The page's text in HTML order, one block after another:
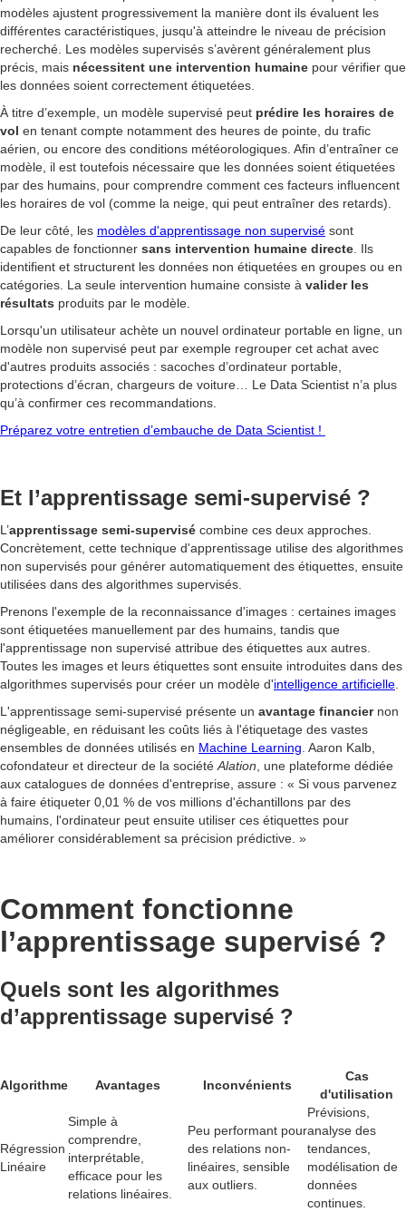
modèles ajustent progressivement la manière dont ils évaluent les
différentes caractéristiques, jusqu'à atteindre le niveau de précision
recherché. Les modèles supervisés s’avèrent généralement plus
précis, mais nécessitent une intervention humaine pour vérifier que
les données soient correctement étiquetées.
À titre d’exemple, un modèle supervisé peut prédire les horaires de
vol en tenant compte notamment des heures de pointe, du trafic
aérien, ou encore des conditions météorologiques. Afin d’entraîner ce
modèle, il est toutefois nécessaire que les données soient étiquetées
par des humains, pour comprendre comment ces facteurs influencent
les horaires de vol (comme la neige, qui peut entraîner des retards).
De leur côté, les modèles d'apprentissage non supervisé sont
capables de fonctionner sans intervention humaine directe . Ils
identifient et structurent les données non étiquetées en groupes ou en
catégories. La seule intervention humaine consiste à valider les
résultats produits par le modèle.
Lorsqu'un utilisateur achète un nouvel ordinateur portable en ligne, un
modèle non supervisé peut par exemple regrouper cet achat avec
d'autres produits associés : sacoches d’ordinateur portable,
protections d’écran, chargeurs de voiture… Le Data Scientist n’a plus
qu’à confirmer ces recommandations.
Préparez votre entretien d’embauche de Data Scientist !
Et l’apprentissage semi-supervisé ?
L’apprentissage semi-supervisé combine ces deux approches.
Concrètement, cette technique d'apprentissage utilise des algorithmes
non supervisés pour générer automatiquement des étiquettes, ensuite
utilisées dans des algorithmes supervisés.
Prenons l'exemple de la reconnaissance d'images : certaines images
sont étiquetées manuellement par des humains, tandis que
l'apprentissage non supervisé attribue des étiquettes aux autres.
Toutes les images et leurs étiquettes sont ensuite introduites dans des
algorithmes supervisés pour créer un modèle d'intelligence artificielle
L'apprentissage semi-supervisé présente un avantage financier non
négligeable, en réduisant les coûts liés à l'étiquetage des vastes
ensembles de données utilisés en Machine Learning . Aaron Kalb,
cofondateur et directeur de la société Alation , une plateforme dédiée
aux catalogues de données d'entreprise, assure : « Si vous parvenez
à faire étiqueter 0,01 % de vos millions d'échantillons par des
humains, l'ordinateur peut ensuite utiliser ces étiquettes pour
améliorer considérablement sa précision prédictive. »
Comment fonctionne
l’apprentissage supervisé ?
Quels sont les algorithmes
d’apprentissage supervisé ?
Algorithme Avantages Inconvénients
Cas
d'utilisation
Régression
Linéaire
Simple à
comprendre,
interprétable,
efficace pour les
relations linéaires.
Peu performant pour
des relations non-
linéaires, sensible
aux outliers.
Prévisions,
analyse des
tendances,
modélisation de
données
continues.